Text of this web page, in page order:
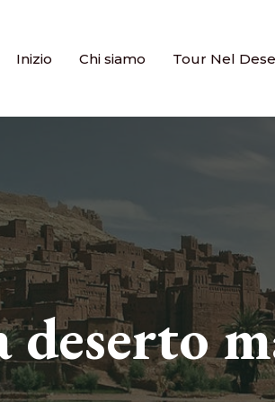
Inizio Chi siamo Tour Nel
deserto